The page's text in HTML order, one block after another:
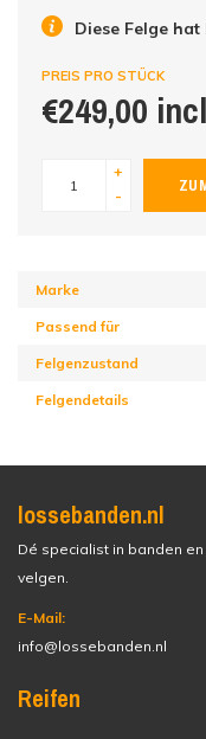
Diese Felge
PREIS PRO STÜCK
€249,00
+
-
Marke
Passend für
Felgenzustand
Felgendetails
lossebanden.nl
Dé specialist in banden en
velgen.
E-Mail:
info@lossebanden.nl
Reifen